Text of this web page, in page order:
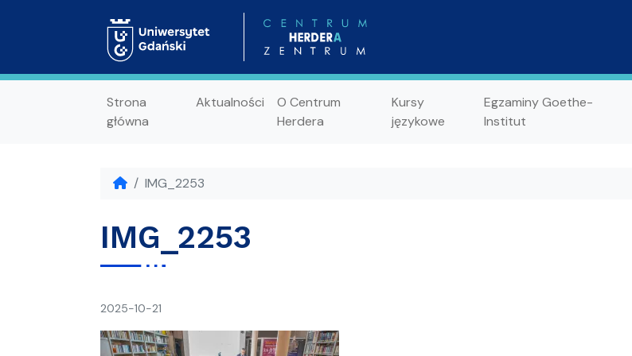
Strona
główna
Aktualności
O Centrum
Herdera
Kursy
językowe
Egzaminy Goethe-
Institut
IMG_2253
IMG_2253
2025-10-21